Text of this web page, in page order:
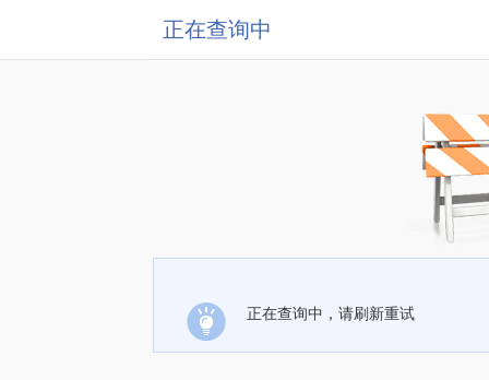
正在查询中
正在查询中，请刷新重试